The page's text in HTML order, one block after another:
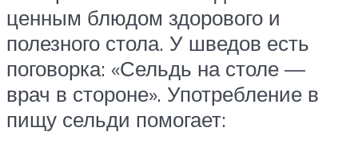
ценным блюдом здорового и
полезного стола. У шведов есть
поговорка: «Сельдь на столе —
врач в стороне». Употребление в
пищу сельди помогает: